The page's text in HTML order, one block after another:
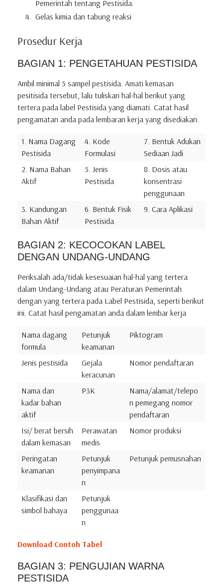
Pemerintah tentang Pestisida.
Gelas kimia dan tabung reaksi
Prosedur Kerja
BAGIAN 1: PENGETAHUAN PESTISIDA
Ambil minimal 5 sampel pestisida. Amati kemasan
pesitisida tersebut, lalu tuliskan hal-hal berikut yang
tertera pada label Pestisida yang diamati. Catat hasil
pengamatan anda pada lembaran kerja yang disediakan.​
1. Nama Dagang
Pestisida
4. Kode
Formulasi
7. Bentuk Adukan
Sediaan Jadi
2. Nama Bahan
Aktif
5. Jenis
Pestisida
8. Dosis atau
konsentrasi
penggunaan
3. Kandungan
Bahan Aktif
6. Bentuk Fisik
Pestisida
9. Cara Aplikasi
BAGIAN 2: KECOCOKAN LABEL
DENGAN UNDANG-UNDANG
Periksalah ada/tidak kesesuaian hal-hal yang tertera
dalam Undang-Undang atau Peraturan Pemerintah
dengan yang tertera pada Label Pestisida, seperti berikut
ini. Catat hasil pengamatan anda dalam lembar kerja
Nama dagang
formula
Petunjuk
keamanan
Piktogram
Jenis pestisida
Gejala
keracunan
Nomor pendaftaran
Nama dan
kadar bahan
aktif
P3K
Nama/alamat/telepo
n pemegang nomor
pendaftaran
Isi/ berat bersih
dalam kemasan
Perawatan
medis
Nomor produksi
Peringatan
keamanan
Petunjuk
penyimpana
n
Petunjuk pemusnahan
Klasifikasi dan
simbol bahaya
Petunjuk
penggunaa
n
Download Contoh Tabel
BAGIAN 3: PENGUJIAN WARNA
PESTISIDA